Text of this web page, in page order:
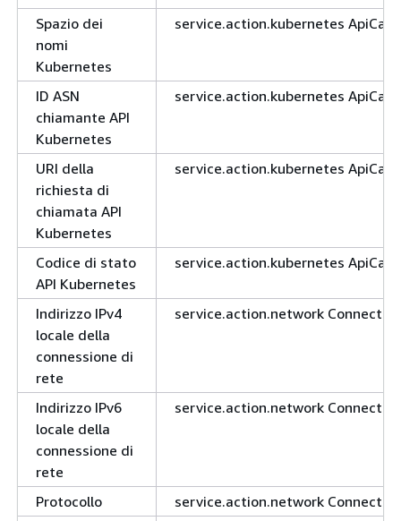
Spazio dei
nomi
Kubernetes
service.action.kubernetes
ID ASN
chiamante API
Kubernetes
service.action.kubernetes
URI della
richiesta di
chiamata API
Kubernetes
service.action.kubernetes
Codice di stato
API Kubernetes
service.action.kubernetes
Indirizzo IPv4
locale della
connessione di
rete
service.action.network
Indirizzo IPv6
locale della
connessione di
rete
service.action.network
Protocollo
service.action.network